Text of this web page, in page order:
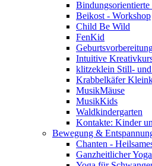
Beikost - Workshop
Child Be Wild
FenKid
Intuitive
klitzeklein Still-
Krabbelkäfer
MusikMäuse
MusikKids
Waldkindergarten
Kontakte: Kinder
Bewegung &
Chanten -
Ganzheitlicher Yoga